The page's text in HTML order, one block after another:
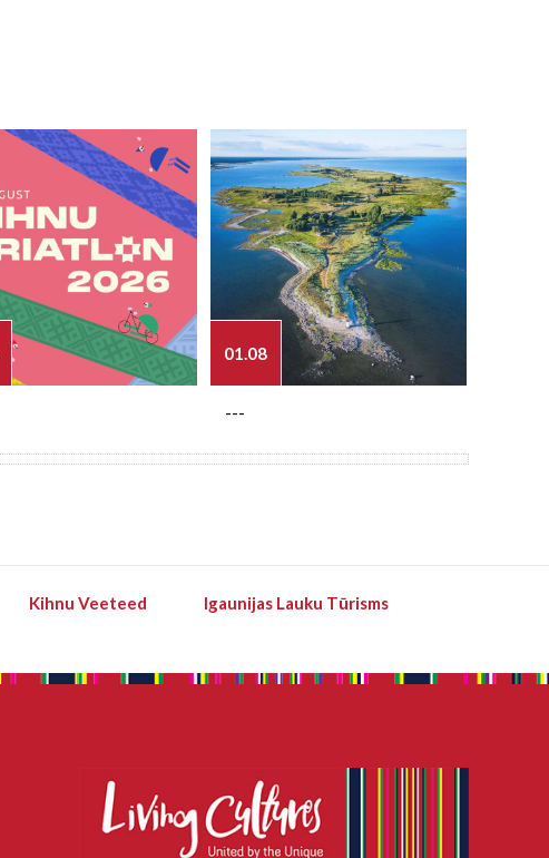
01.08
---
Kihnu Veeteed
Igaunijas Lauku Tūrisms